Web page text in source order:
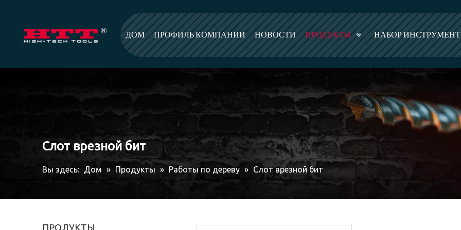
ДОМ ПРОФИЛЬ КОМПАНИИ НОВОСТИ ПРОДУКТЫ НАБОР
Слот врезной бит
Вы здесь: Дом » Продукты » Работы по дереву » Слот врезной бит
ПРОДУКТЫ